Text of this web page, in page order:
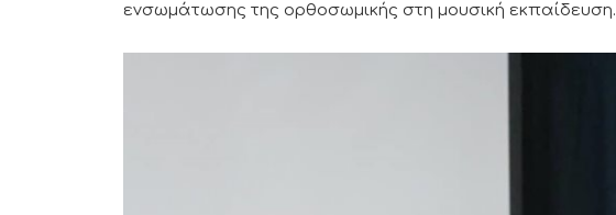
ενσωμάτωσης της ορθοσωμικής στη μουσική εκπαίδευση.